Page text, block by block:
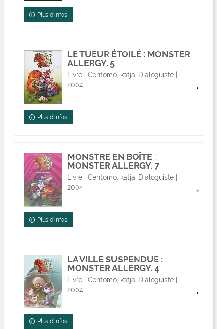
Plus d'infos
LE TUEUR ÉTOILÉ : MONSTER
ALLERGY. 5
Livre | Centomo, katja. Dialoguiste |
2004
Plus d'infos
MONSTRE EN BOÎTE :
MONSTER ALLERGY. 7
Livre | Centomo, katja. Dialoguiste |
2004
Plus d'infos
LA VILLE SUSPENDUE :
MONSTER ALLERGY. 4
Livre | Centomo, katja. Dialoguiste |
2004
Plus d'infos